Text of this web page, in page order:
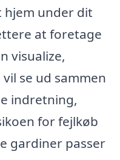
hjem under dit
at foretage
visualize,
se ud sammen
indretning,
for fejlkøb
gardiner passer